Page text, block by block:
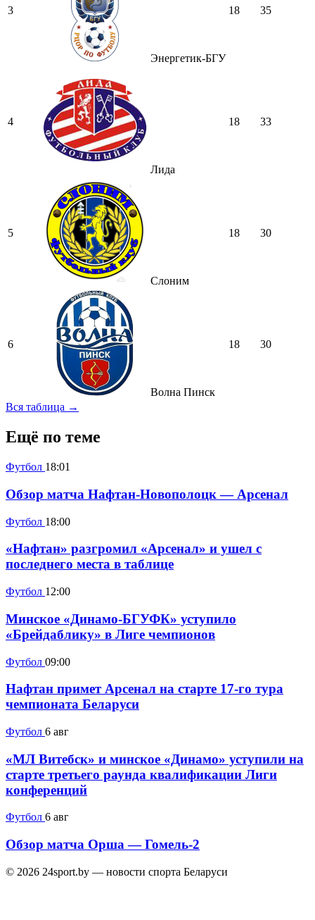
3
Энергетик-БГУ
18 35
4
Лида
18 33
5
Слоним
18 30
6
Волна Пинск
18 30
Вся таблица →
Ещё по теме
Футбол 18:01
Обзор матча Нафтан-Новополоцк — Арсенал
Футбол 18:00
«Нафтан» разгромил «Арсенал» и ушел с
последнего места в таблице
Футбол 12:00
Минское «Динамо-БГУФК» уступило
«Брейдаблику» в Лиге чемпионов
Футбол 09:00
Нафтан примет Арсенал на старте 17-го тура
чемпионата Беларуси
Футбол 6 авг
«МЛ Витебск» и минское «Динамо» уступили на
старте третьего раунда квалификации Лиги
конференций
Футбол 6 авг
Обзор матча Орша — Гомель-2
© 2026 24sport.by — новости спорта Беларуси